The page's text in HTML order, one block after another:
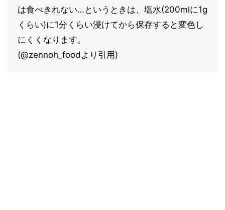
は食べきれない…というときは、塩水(200mlに1g
くらい)に1分くらい浸けてから保存すると変色し
にくくなります。
(@zennoh_foodより引用)